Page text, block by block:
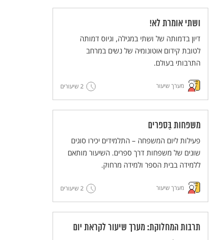
ושתי אומרת לא!
דיון בדמותה של ושתי במגילה, וגיוס דמותה
לטובת קידום אוטונומיה של נשים במרחב
התרבותי בעולם.
מערך שיעור 2 שיעורים
משפחות בַּספרים
פעילות ליום המשפחה – התלמידים יכירו סוגים
שונים של משפחות דרך ספרים. השיעור מותאם
ללמידה בבית הספר ולמידה מרחוק.
מערך שיעור 2 שיעורים
תרבות המחלוקת: מערך שיעור לקראת יום